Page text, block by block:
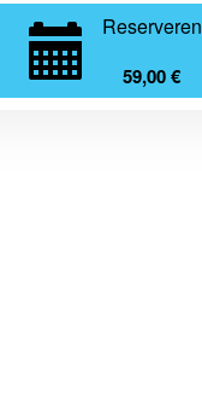
Reserveren
59,00 €